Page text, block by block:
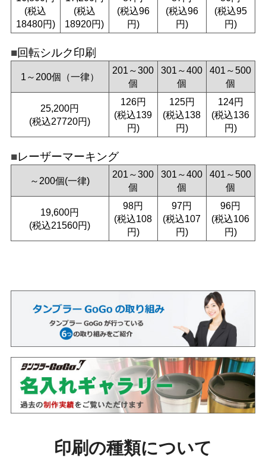
(税込
18480円)
(税込
18920円)
(税込96
円)
(税込96
円)
(税込95
円)
回転シルク印刷
1～200個（一律）
201～300
個
301～400
個
401～500
個
25,200円
(税込27720円)
126円
(税込139
円)
125円
(税込138
円)
124円
(税込136
円)
レーザーマーキング
～200個(一律)
201～300
個
301～400
個
401～500
個
19,600円
(税込21560円)
98円
(税込108
円)
97円
(税込107
円)
96円
(税込106
円)
印刷の種類について